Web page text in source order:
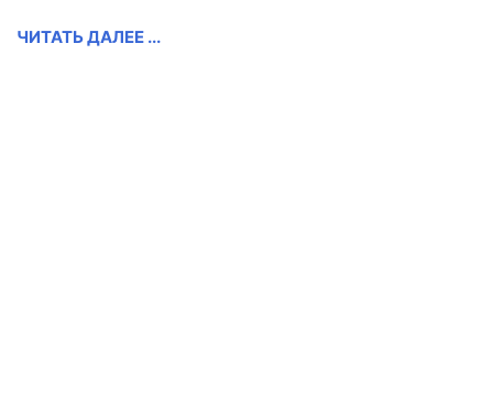
ЧИТАТЬ ДАЛЕЕ ...